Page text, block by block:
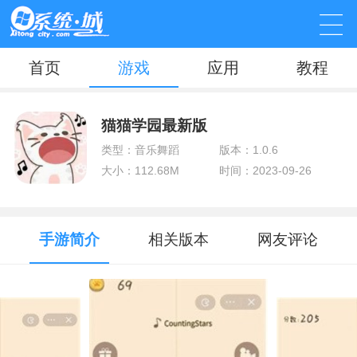
首页 游戏 应用 教程
猫猫学园最新版
类型：音乐舞蹈
版本：1.0.6
大小：112.68M
时间：2023-09-26
手游简介 相关版本 网友评论